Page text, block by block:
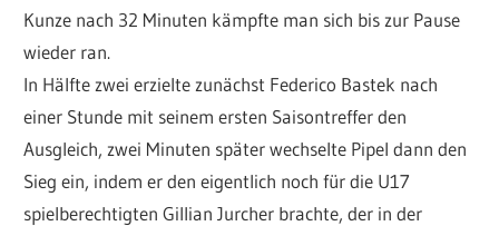
Kunze nach 32 Minuten kämpfte man sich bis zur Pause
wieder ran.
In Hälfte zwei erzielte zunächst Federico Bastek nach
einer Stunde mit seinem ersten Saisontreffer den
Ausgleich, zwei Minuten später wechselte Pipel dann den
Sieg ein, indem er den eigentlich noch für die U17
spielberechtigten Gillian Jurcher brachte, der in der